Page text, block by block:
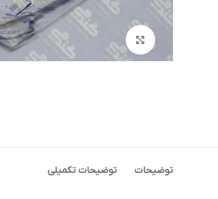
توضیحات توضیحات تکمیلی